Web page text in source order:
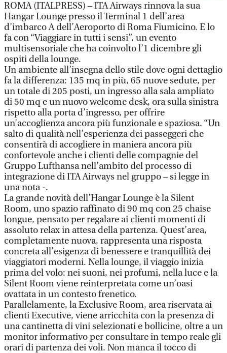
ROMA (ITALPRESS) – ITA Airways rinnova la sua
Hangar Lounge presso il Terminal 1 dell’area
d’imbarco A dell’Aeroporto di Roma Fiumicino. E lo
fa con “Viaggiare in tutti i sensi”, un evento
multisensoriale che ha coinvolto l’1 dicembre gli
ospiti della lounge.
Un ambiente all’insegna dello stile dove ogni dettaglio
fa la differenza: 135 mq in più, 65 nuove sedute, per
un totale di 205 posti, un ingresso alla sala ampliato
di 50 mq e un nuovo welcome desk, ora sulla sinistra
rispetto alla porta d’ingresso, per offrire
un’accoglienza ancora più funzionale e spaziosa. “Un
salto di qualità nell’esperienza dei passeggeri che
consentirà di accogliere in maniera ancora più
confortevole anche i clienti delle compagnie del
Gruppo Lufthansa nell’ambito del processo di
integrazione di ITA Airways nel gruppo – si legge in
una nota -.
La grande novità dell’Hangar Lounge è la Silent
Room, uno spazio raffinato di 90 mq con 25 chaise
longue, pensato per regalare ai clienti momenti di
assoluto relax in attesa della partenza. Quest’area,
completamente nuova, rappresenta una risposta
concreta all’esigenza di benessere e tranquillità dei
viaggiatori moderni. Nella lounge, il viaggio inizia
prima del volo: nei suoni, nei profumi, nella luce e la
Silent Room viene reinterpretata come un’oasi
ovattata in un contesto frenetico.
Parallelamente, la Exclusive Room, area riservata ai
clienti Executive, viene arricchita con la presenza di
una cantinetta di vini selezionati e bollicine, oltre a un
monitor informativo per consultare in tempo reale gli
orari di partenza dei voli. Non manca il tocco di